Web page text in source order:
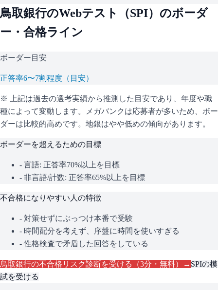
鳥取銀行のWebテスト（SPI）のボーダ
ー・合格ライン
ボーダー目安
正答率6〜7割程度（目安）
※ 上記は過去の選考実績から推測した目安であり、年度や職
種によって変動します。
メガバンクは応募者が多いため、ボー
ダーは比較的高めです。地銀はやや低めの傾向があります。
ボーダーを超えるための目標
- 言語: 正答率70%以上を目標
- 非言語/計数: 正答率65%以上を目標
不合格になりやすい人の特徴
- 対策せずにぶっつけ本番で受験
- 時間配分を考えず、序盤に時間を使いすぎる
- 性格検査で矛盾した回答をしている
鳥取銀行の不合格リスク診断を受ける（3分・無料）→ SPIの模
試を受ける